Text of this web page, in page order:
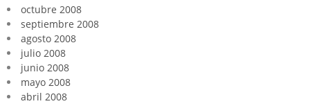
octubre 2008
septiembre 2008
agosto 2008
julio 2008
junio 2008
mayo 2008
abril 2008